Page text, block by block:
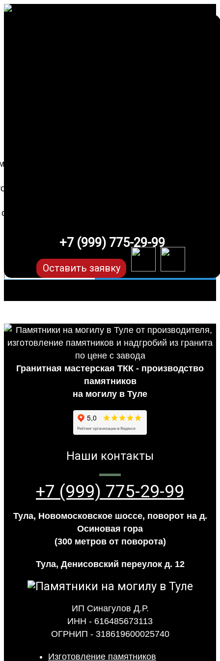
+7 (999) 775-29-99
Оставить заявку
Гранитная мастерская ТКК - производство
памятников
на могилу в Туле
Наши контакты
+7 (999) 775-29-99
Тула, Новомосковское шоссе, поворот на д.
Осиновая гора
(300 метров от поворота)
Тула, Денисовский переулок д. 12
ИП Синагулов Д.Р.
ИНН - 616485673113
ОГРНИП - 318619600025740
Изготовление памятников